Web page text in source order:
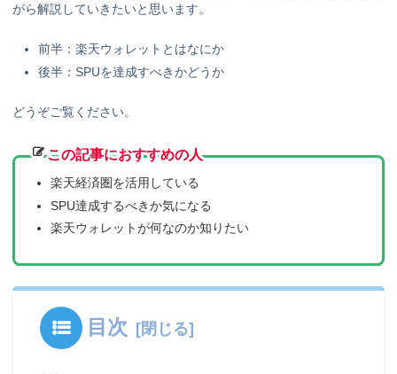
がら解説していきたいと思います。
前半：楽天ウォレットとはなにか
後半：SPUを達成すべきかどうか
どうぞご覧ください。
この記事におすすめの人
楽天経済圏を活用している
SPU達成するべきか気になる
楽天ウォレットが何なのか知りたい
目次